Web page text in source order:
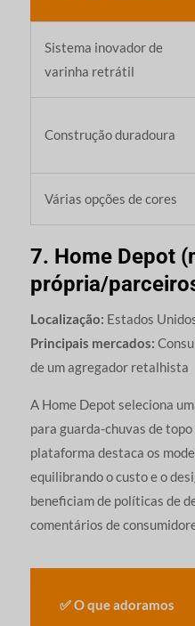
Sistema inovador de
varinha retrátil
Construção duradoura
Várias opções de cores
7. Home Depot
própria/
Localização: Estados
Principais mercados:
de um agregador retalhista
A Home Depot seleciona
para guarda-chuvas de
plataforma destaca os
equilibrando o custo e o
beneficiam de políticas de
comentários de
✅ O que adoramos